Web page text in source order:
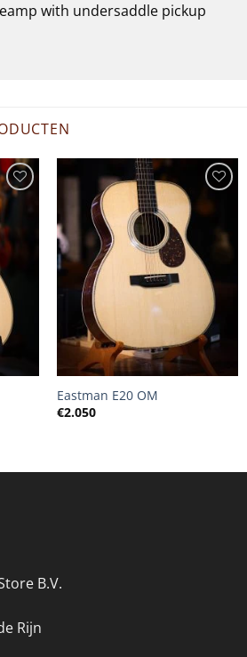
with undersaddle pickup
Eastman E20 OM
€2.050
B.V.
Rijn